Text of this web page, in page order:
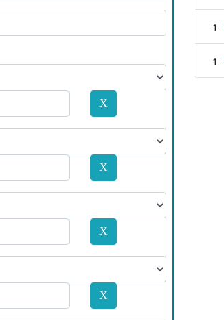
1
1